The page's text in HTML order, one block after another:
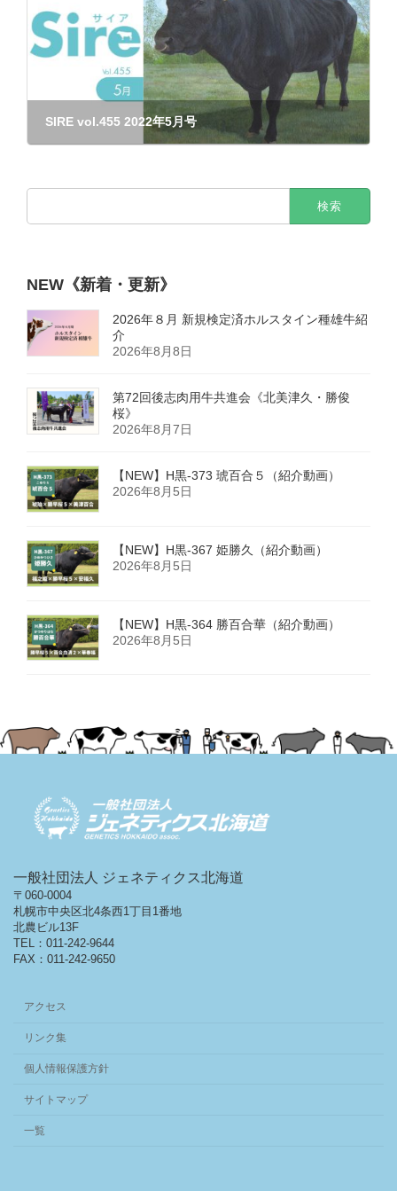
SIRE vol.455 2022年5月号
検
NEW《新着・更新》
2026年８月 新規検定済ホルスタイン種雄牛紹
介
2026年8月8日
第72回後志肉用牛共進会《北美津久・勝俊
桜》
2026年8月7日
【NEW】H黒-373 琥百合５（紹介動画）
2026年8月5日
【NEW】H黒-367 姫勝久（紹介動画）
2026年8月5日
【NEW】H黒-364 勝百合華（紹介動画）
2026年8月5日
一般社団法人 ジェネティクス北海道
〒060-0004
札幌市中央区北4条西1丁目1番地
北農ビル13F
TEL：011-242-9644
FAX：011-242-9650
アクセス
リンク集
個人情報保護方針
サイトマップ
一覧